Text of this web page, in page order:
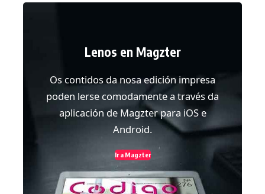
Lenos en Magzter
Os contidos da nosa edición impresa
poden lerse comodamente a través da
aplicación de Magzter para iOS e
Android.
Ir a Magzter